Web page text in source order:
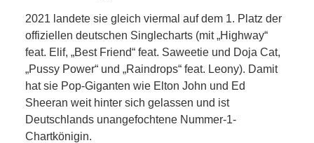
2021 landete sie gleich viermal auf dem 1. Platz der
offiziellen deutschen Singlecharts (mit „Highway“
feat. Elif, „Best Friend“ feat. Saweetie und Doja Cat,
„Pussy Power“ und „Raindrops“ feat. Leony). Damit
hat sie Pop-Giganten wie Elton John und Ed
Sheeran weit hinter sich gelassen und ist
Deutschlands unangefochtene Nummer-1-
Chartkönigin.